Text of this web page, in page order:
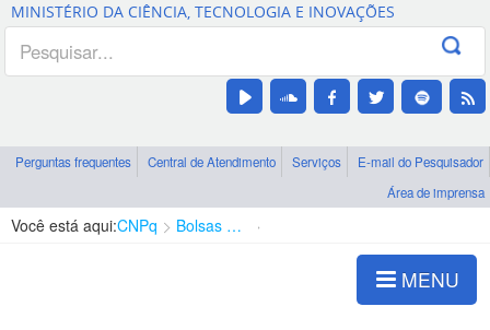
Canais
MINISTÉRIO DA CIÊNCIA, TECNOLOGIA E INOVAÇÕES
Perguntas frequentes Central de Atendimento Serviços
E-mail do Pesquisador
Área de imprensa
Você está aqui:CNPq Bolsas e Auxílios Vigentes
MENU